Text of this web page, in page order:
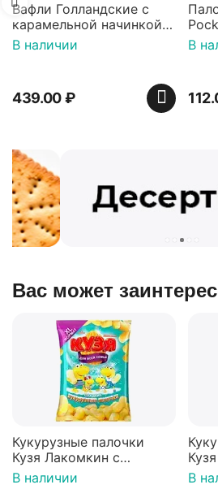
Вафли Голландские с
карамельной начинкой
16 шт по 36 г ТМ Яшкино
В наличии
439.00₽
25гр
В
Вас может
Кукурузные палочки
Кузя Лакомкин с
сахарной пудрой, 190 г
В наличии В